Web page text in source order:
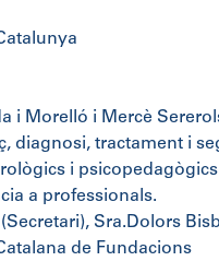
i Morelló i Mercè
diagnosi, tractament i
i
a professionals.
Sra.Dolors
de Fundacions